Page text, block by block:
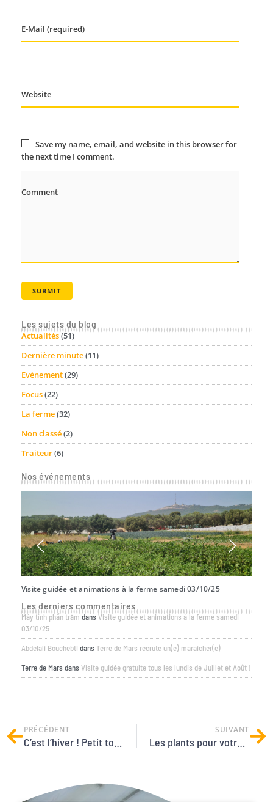
E-Mail (required)
Website
Save my name, email, and website in this browser for
the next time I comment.
Comment
Les sujets du blog
Actualités(51)
Dernière minute(11)
Evénement(29)
Focus(22)
La ferme(32)
Non classé(2)
Traiteur(6)
Nos événements
Visite guidée et animations à la ferme samedi 03/10/25
Les derniers commentaires
Máy tính phần trămdansVisite guidée et animations à la ferme samedi
03/10/25
Abdelali Bouchebti dansTerre de Mars recrute un(e) maraicher(e)
Terre de MarsdansVisite guidée gratuite tous les lundis de Juillet et Août !
PRÉCÉDENT SUIVANT
Les plants pour votre potager sont disponibles !